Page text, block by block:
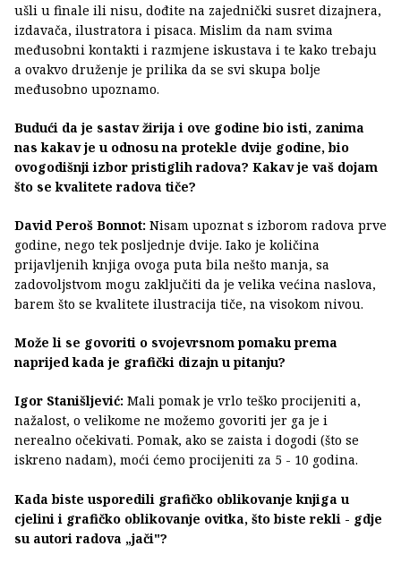
ušli u finale ili nisu, dođite na zajednički susret dizajnera,
izdavača, ilustratora i pisaca. Mislim da nam svima
međusobni kontakti i razmjene iskustava i te kako trebaju
a ovakvo druženje je prilika da se svi skupa bolje
međusobno upoznamo.
Budući da je sastav žirija i ove godine bio isti, zanima
nas kakav je u odnosu na protekle dvije godine, bio
ovogodišnji izbor pristiglih radova? Kakav je vaš dojam
što se kvalitete radova tiče?
David Peroš Bonnot: Nisam upoznat s izborom radova prve
godine, nego tek posljednje dvije. Iako je količina
prijavljenih knjiga ovoga puta bila nešto manja, sa
zadovoljstvom mogu zaključiti da je velika većina naslova,
barem što se kvalitete ilustracija tiče, na visokom nivou.
Može li se govoriti o svojevrsnom pomaku prema
naprijed kada je grafički dizajn u pitanju?
Igor Stanišljević: Mali pomak je vrlo teško procijeniti a,
nažalost, o velikome ne možemo govoriti jer ga je i
nerealno očekivati. Pomak, ako se zaista i dogodi (što se
iskreno nadam), moći ćemo procijeniti za 5 - 10 godina.
Kada biste usporedili grafičko oblikovanje knjiga u
cjelini i grafičko oblikovanje ovitka, što biste rekli - gdje
su autori radova „jači"?